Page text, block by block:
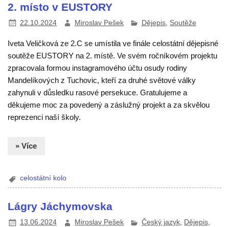
2. místo v EUSTORY
22.10.2024 Miroslav Pešek Dějepis, Soutěže
Iveta Veličková ze 2.C se umístila ve finále celostátní dějepisné
soutěže EUSTORY na 2. místě. Ve svém ročníkovém projektu
zpracovala formou instagramového účtu osudy rodiny
Mandelíkových z Tuchovic, kteří za druhé světové války
zahynuli v důsledku rasové persekuce. Gratulujeme a
děkujeme moc za povedený a záslužný projekt a za skvělou
reprezenci naší školy.
» Více
celostátní kolo
Lágry Jáchymovska
13.06.2024 Miroslav Pešek Český jazyk, Dějepis,